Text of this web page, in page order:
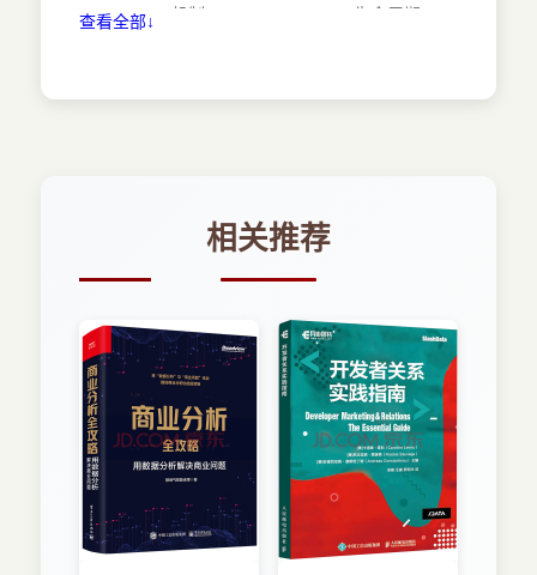
Android Log机制 45 3．2．2 Activity生命周期 48
AutoCompleteTextView控件 80 5．5 Button控件
81 5．6 ImageView控件 82 5．7 ImageButton控
件 83 5．8 RadioGroup和RadioButton控件 84 5．
DatePicker和TimePicker控件 88 5．12
AlertDialog控件 91 5．13 DatePickerDialog和
TimePickerDialog控件 95 5．14 Toast控件 98 5．
15 ProgressBar控件 98 5．16 SeekBar控件 100
5．17 RatingBar控件 101 5．18 ListActivity和
ListView控件 102 5．19 Menu控件 104 5．20
SlidingDrawer控件 107 5．21 WebView控件 109
5．22 JavaScript应用 114 第3篇 应用组件篇 第6
章 深入探讨Activity应用组件 120 6．1 单个Activity
查看全部↓
相关推荐